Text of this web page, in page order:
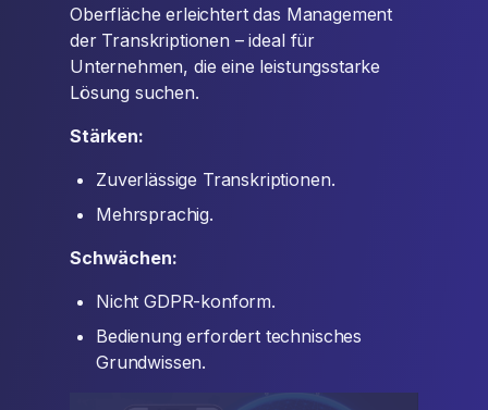
Oberfläche erleichtert das Management
der Transkriptionen – ideal für
Unternehmen, die eine leistungsstarke
Lösung suchen.
Stärken:
Zuverlässige Transkriptionen.
Mehrsprachig.
Schwächen:
Nicht GDPR-konform.
Bedienung erfordert technisches
Grundwissen.